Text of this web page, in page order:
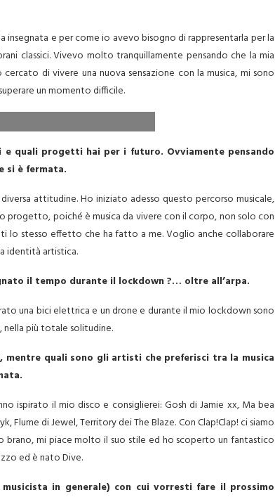
insegnata e per come io avevo bisogno di rappresentarla per la
classici. Vivevo molto tranquillamente pensando che la mia
di vivere una nuova sensazione con la musica, mi sono
un momento difficile.
quali progetti hai per i futuro. Ovviamente pensando
si è fermata.
attitudine. Ho iniziato adesso questo percorso musicale,
progetto, poiché è musica da vivere con il corpo, non solo con
lo stesso effetto che ha fatto a me. Voglio anche collaborare
identità artistica.
il tempo durante il lockdown ?… oltre all’arpa.
una bici elettrica e un drone e durante il mio lockdown sono
nella più totale solitudine.
quali sono gli artisti che preferisci tra la musica
ispirato il mio disco e consiglierei: Gosh di Jamie xx, Ma bea
Flume di Jewel, Territory dei The Blaze. Con Clap!Clap! ci siamo
mi piace molto il suo stile ed ho scoperto un fantastico
ed è nato Dive.
in generale) con cui vorresti fare il prossimo